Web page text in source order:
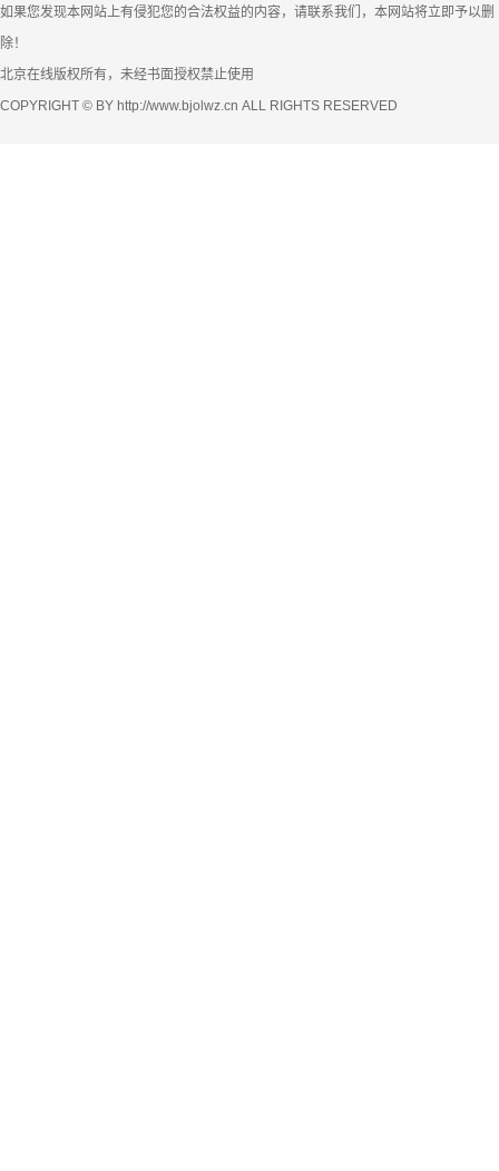
如果您发现本网站上有侵犯您的合法权益的内容，请联系我们，本网站将立即予以删
除！
北京在线版权所有，未经书面授权禁止使用
COPYRIGHT © BY http://www.bjolwz.cn ALL RIGHTS RESERVED